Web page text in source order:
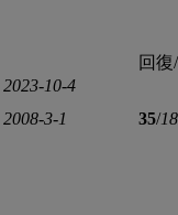
回
2023-10-4
2008-3-1 35/